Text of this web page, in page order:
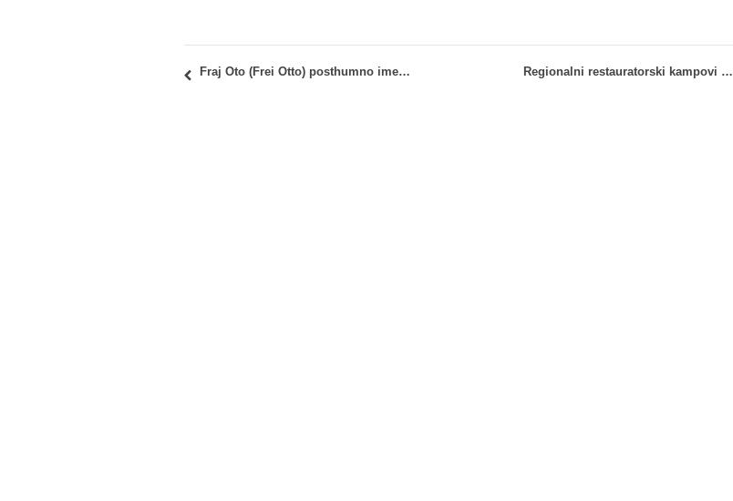
Fraj Oto (Frei Otto) posthumno imenovan kao laureat Pricker nagrade za 2015. Regionalni restauratorski kampovi CHwB za 2015.